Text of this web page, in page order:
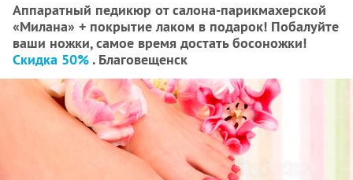
Аппаратный педикюр от салона-парикмахерской
«Милана» + покрытие лаком в подарок! Побалуйте
ваши ножки, самое время достать босоножки!
Скидка 50%. Благовещенск